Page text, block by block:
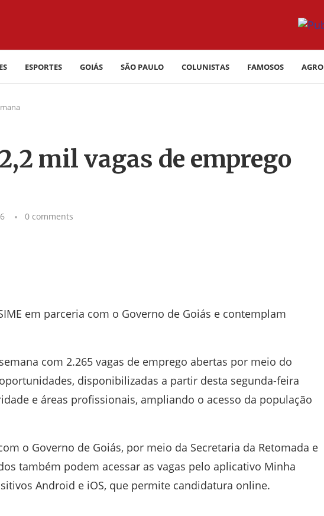
ESPORTES GOIÁS SÃO PAULO COLUNISTAS FAMOSOS AGRO
mil vagas de emprego
0 comments
em parceria com o Governo de Goiás e contemplam
com 2.265 vagas de emprego abertas por meio do
disponibilizadas a partir desta segunda-feira
e áreas profissionais, ampliando o acesso da população
o Governo de Goiás, por meio da Secretaria da Retomada e
também podem acessar as vagas pelo aplicativo Minha
Android e iOS, que permite candidatura online.